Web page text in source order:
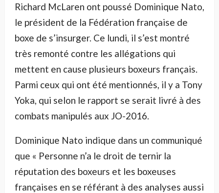
Richard McLaren ont poussé Dominique Nato,
le président de la Fédération française de
boxe de s’insurger. Ce lundi, il s’est montré
très remonté contre les allégations qui
mettent en cause plusieurs boxeurs français.
Parmi ceux qui ont été mentionnés, il y a Tony
Yoka, qui selon le rapport se serait livré à des
combats manipulés aux JO-2016.
Dominique Nato indique dans un communiqué
que « Personne n’a le droit de ternir la
réputation des boxeurs et les boxeuses
françaises en se référant à des analyses aussi